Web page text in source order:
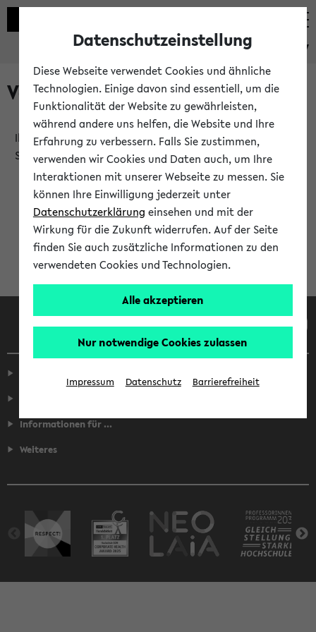
eKVV
Verlauf
Ihr Verlauf ist leer. Er wird sich im Verlauf Ihrer eKVV
Sitzung füllen.
Informationen für ...
Weiteres
Datenschutzeinstellung
Diese Webseite verwendet Cookies und ähnliche
Technologien. Einige davon sind essentiell, um die
Funktionalität der Website zu gewährleisten,
während andere uns helfen, die Website und Ihre
Erfahrung zu verbessern. Falls Sie zustimmen,
verwenden wir Cookies und Daten auch, um Ihre
Interaktionen mit unserer Webseite zu messen. Sie
können Ihre Einwilligung jederzeit unter
Datenschutzerklärung einsehen und mit der
Wirkung für die Zukunft widerrufen. Auf der Seite
finden Sie auch zusätzliche Informationen zu den
verwendeten Cookies und Technologien.
Alle akzeptieren
Nur notwendige Cookies zulassen
Impressum Datenschutz Barrierefreiheit